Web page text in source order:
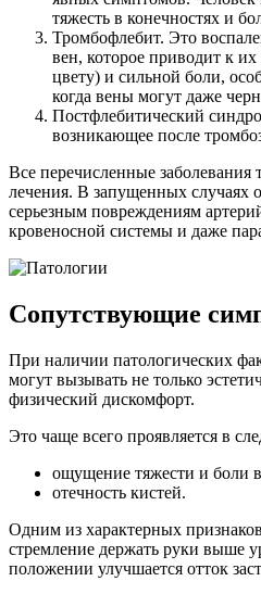
тяжесть в конечностях и
Тромбофлебит. Это
вен, которое приводит к
цвету) и сильной боли,
когда вены могут даже
Постфлебитический
возникающее после
Все перечисленные заболевания
лечения. В запущенных случаях
серьезным повреждениям
кровеносной системы и даже
Сопутствующие
При наличии патологических
могут вызывать не только
физический дискомфорт.
Это чаще всего проявляется в
ощущение тяжести и боли
отечность кистей.
Одним из характерных
стремление держать руки выше
положении улучшается отток